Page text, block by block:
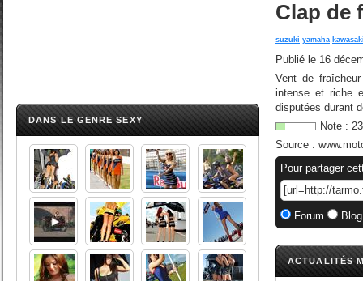
DANS LE GENRE SEXY
Clap de
suzuki yamaha
Publié le 16
Vent de
intense et riche
disputées durant
Note : 23
Source :
Pour partager
Forum
ACTUALITÉS